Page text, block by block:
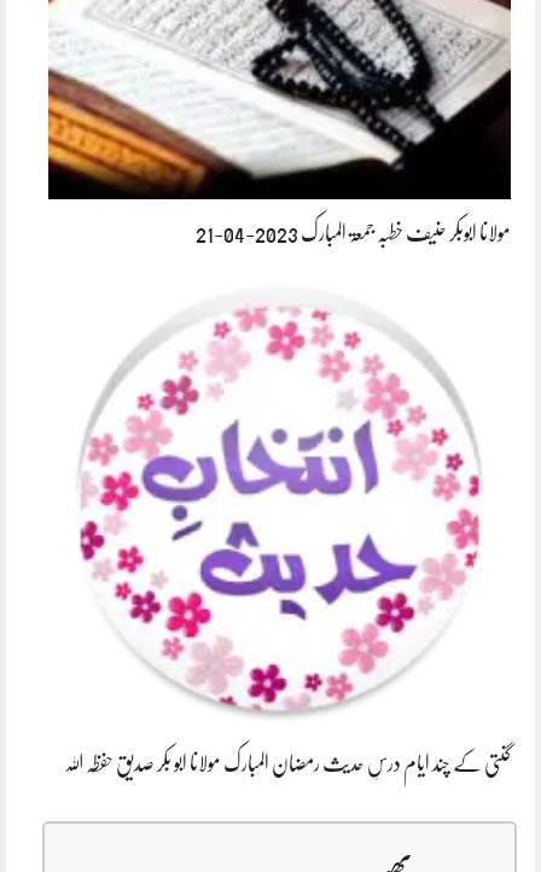
مولانا ابوبکر حنیف خطبہ جمعۃ المبارک 2023-04-21
گنتی کے چند ایام درسِ حدیث رمضان المبارک مولانا ابو بکر صدیق حفظہ اللہ